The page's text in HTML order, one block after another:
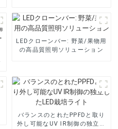
LEDクローンバー: 野菜/果物用
の高品質照明ソリューション
バランスのとれたPPFDと取り
外し可能なUV IR制御の独立し